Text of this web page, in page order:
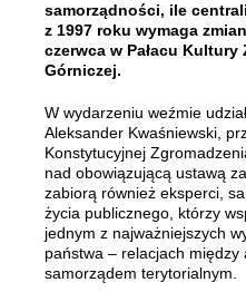
samorządności, ile
z 1997 roku wymaga
czerwca w Pałacu Kultury
Górniczej.
W wydarzeniu weźmie
Aleksander Kwaśniewski,
Konstytucyjnej
nad obowiązującą ustawą
zabiorą również eksperci,
życia publicznego, którzy
jednym z najważniejszych
państwa – relacjach
samorządem terytorialnym.